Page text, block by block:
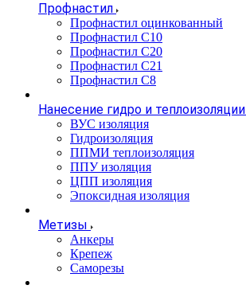
Профнастил
Профнастил оцинкованный
Профнастил С10
Профнастил С20
Профнастил С21
Профнастил С8
Нанесение гидро и теплоизоляции
ВУС изоляция
Гидроизоляция
ППМИ теплоизоляция
ППУ изоляция
ЦПП изоляция
Эпоксидная изоляция
Метизы
Анкеры
Крепеж
Саморезы